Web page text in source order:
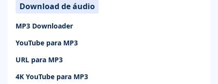
Download de áudio
MP3 Downloader
YouTube para MP3
URL para MP3
4K YouTube para MP3